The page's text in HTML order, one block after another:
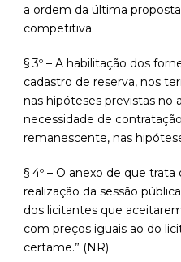
a ordem da última
competitiva.
§ 3º – A habilitação dos
cadastro de reserva, nos
nas hipóteses previstas no
necessidade de
remanescente, nas
§ 4º – O anexo de que trata
realização da sessão
dos licitantes que
com preços iguais ao do
certame.” (NR)